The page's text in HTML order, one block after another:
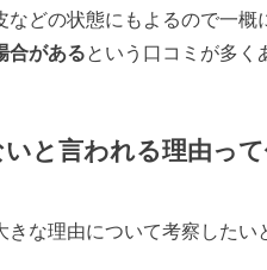
どの状態にもよるので一概
合があるという口コミが多く
と言われる理由って
な理由について考察したい